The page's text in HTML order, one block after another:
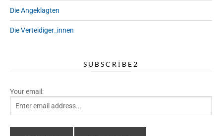
Die Angeklagten
Die Verteidiger_innen
SUBSCRIBE2
Your email: